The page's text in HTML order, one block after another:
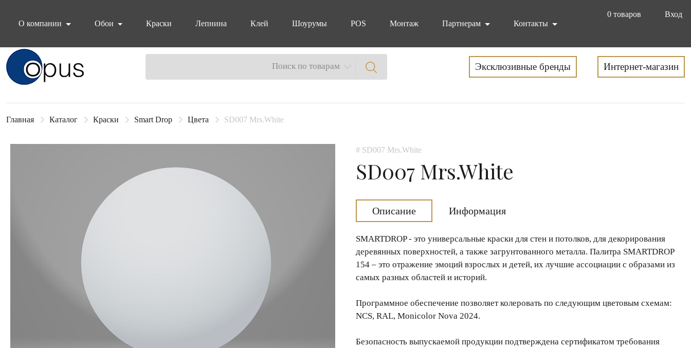
0 товаров
Вход
О компании
Обои Краски Лепнина Клей Шоурумы POS Монтаж Партнерам Контакты
Блок поиска Поиск по товарам Эксклюзивные бренды Интернет-магазин
Главная Каталог Краски Smart Drop Цвета SD007 Mrs.White
# SD007 Mrs.White
SD007 Mrs.White
Описание Информация
SMARTDROP - это универсальные краски для стен и потолков, для декорирования
деревянных поверхностей, а также загрунтованного металла. Палитра SMARTDROP
154 – это отражение эмоций взрослых и детей, их лучшие ассоциации с образами из
самых разных областей и историй.
Программное обеспечение позволяет колеровать по следующим цветовым схемам:
NCS, RAL, Monicolor Nova 2024.
Безопасность выпускаемой продукции подтверждена сертификатом требования